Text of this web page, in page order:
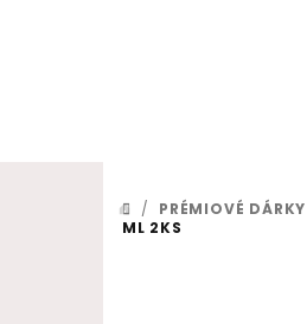
DOMŮ
/ PRÉMIOVÉ DÁRKY
ML 2KS